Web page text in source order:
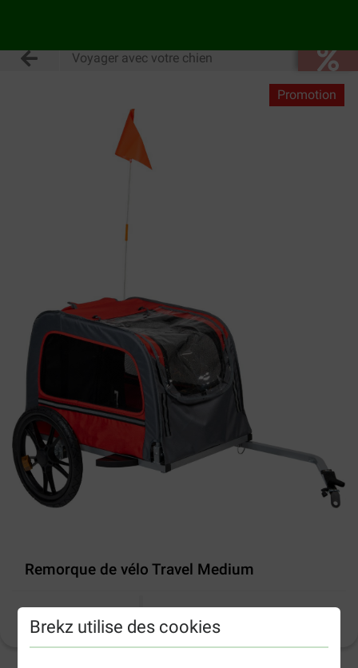
Brekz utilise des cookies
Voyager avec votre chien
Promotion
Remorque de vélo Travel Medium
(30 Informations sur le produit